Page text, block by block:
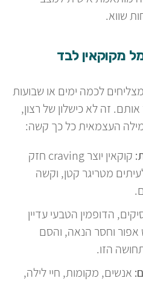
שווא.
מקוקאין לבד
לכמה ימים או שבועות
זה לא כישלון של רצון,
העצמאית כל כך קשה:
קוקאין יוצר craving חזק
מטריגר קטן, וקשה
הדופמין הטבעי עדיין
וחסר הנאה, והסם
הזו.
אנשים, מקומות, חיי לילה,